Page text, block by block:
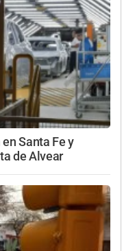
Santa Fe y
de Alvear